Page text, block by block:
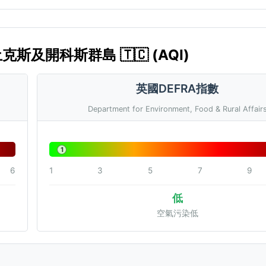
斯及開科斯群島 🇹🇨 (AQI)
6
英國DEFRA指數
Department for Environment, Food & Rural
1
1 3 5 7 9
低
空氣污染低